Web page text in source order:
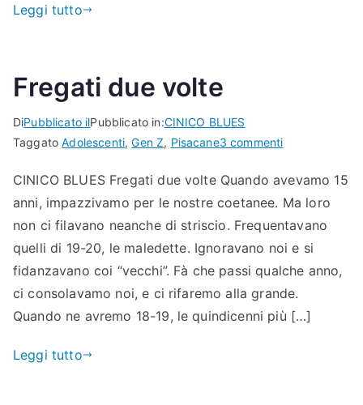
Leggi tutto
Fregati due volte
DiPubblicato ilPubblicato in:CINICO BLUES
TaggatoAdolescenti,Gen Z, Pisacane3 commentisu
due
volte
CINICO BLUES Fregati due volte Quando avevamo 15
anni, impazzivamo per le nostre coetanee. Ma loro
non ci filavano neanche di striscio. Frequentavano
quelli di 19-20, le maledette. Ignoravano noi e si
fidanzavano coi “vecchi”. Fà che passi qualche anno,
ci consolavamo noi, e ci rifaremo alla grande.
Quando ne avremo 18-19, le quindicenni più […]
Leggi tutto